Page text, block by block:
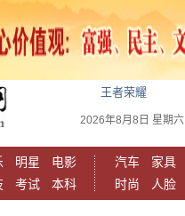
王者荣耀
2026年8月8日 星期六
明星
电影
考试 本科
汽车 家具
时尚
人脸